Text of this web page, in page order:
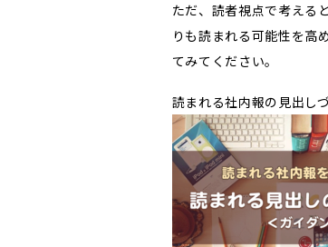
ただ、読者視点で考える
りも読まれる可能性を高
てみてください。
読まれる社内報の見出し